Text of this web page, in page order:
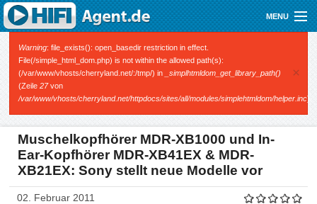
Direkt zum Inhalt
MENU
Gutscheine
Audio
Mobile
Shop
Fehlermeldung
Warning: file_exists(): open_basedir restriction in effect.
File(/simple_html_dom.php) is not within the allowed path(s):
(/var/www/vhosts/cherryland.net/:/tmp/) in
_simplhtmldom_get_library_path()
(Zeile27von
/var/www/vhosts/cherryland.net/httpdocs/sites/all/modules/simplehtmldom/helper.inc).
×
Muschelkopfhörer MDR-XB1000 und In-
Ear-Kopfhörer MDR-XB41EX & MDR-
XB21EX: Sony stellt neue Modelle vor
02. Februar 2011